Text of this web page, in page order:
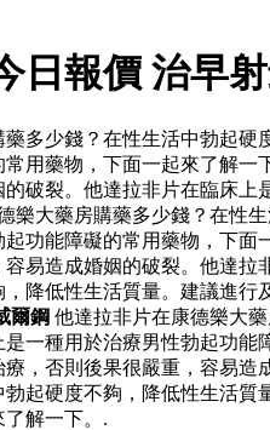
日報價 治早
多少錢？在性生活中勃起
用藥物，下面一起來了解
破裂。他達拉非片在臨床上
樂大藥房購藥多少錢？在性
功能障礙的常用藥物，下
易造成婚姻的破裂。他達
降低性生活質量。建議進
爾鋼 他達拉非片在康德樂大
一種用於治療男性勃起功
，否則後果很嚴重，容易
起硬度不夠，降低性生活
解一下。.